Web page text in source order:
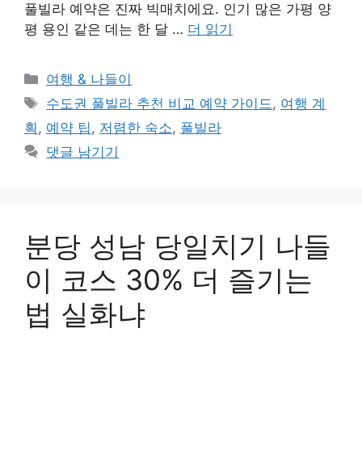
풀빌라 예약은 진짜 빅매치에요. 인기 많은 가평 양
평 용인 같은 데는 한 달 … 더 읽기
카
테
고
리
여행 & 나들이
태
그
수도권 풀빌라 추천 비교 예약 가이드 , 여행 계
획 , 예약 팁 , 저렴한 숙소, 풀빌라
댓글 남기기
분당 성남 당일치기 나들
이 코스 30% 더 즐기는
법 실화냐